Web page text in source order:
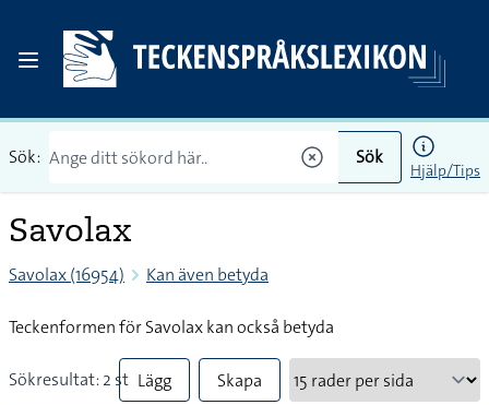
Sök: Sök
Hjälp/Tips
Savolax
Savolax (16954) Kan även betyda
Teckenformen för Savolax kan också betyda
Sökresultat: 2 st Lägg
Skapa